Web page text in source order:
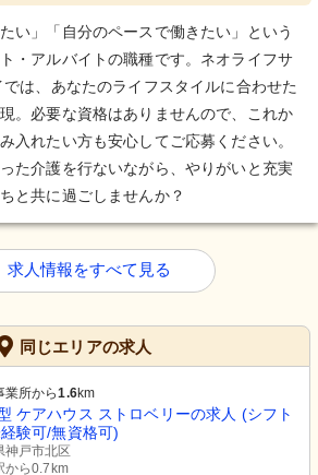
い」「自分のペースで働きたい」という
・アルバイトの職種です。ネオライフサ
は、あなたのライフスタイルに合わせた
。必要な資格はありませんので、これか
入れたい方も安心してご応募ください。
た介護を行ないながら、やりがいと充実
と共に過ごしませんか？
求人情報をすべて見る
同じエリアの求人
業所から1.6km
ケアハウス ストロベリーの求人 (シフト
験可/無資格可)
神戸市北区
から0.7km